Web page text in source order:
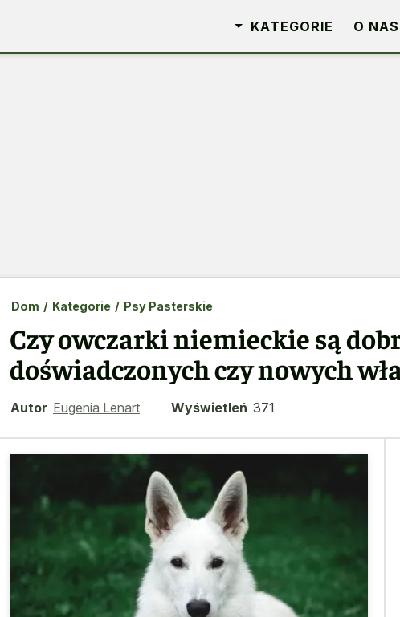
KATEGORIE O NAS
Dom / Kategorie / Psy Pasterskie
Czy owczarki niemieckie są
doświadczonych czy nowych
Autor Eugenia Lenart Wyświetleń 371